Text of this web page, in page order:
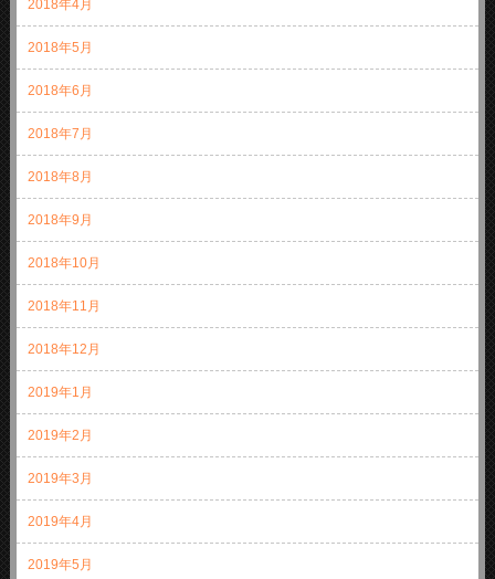
2018年4月
2018年5月
2018年6月
2018年7月
2018年8月
2018年9月
2018年10月
2018年11月
2018年12月
2019年1月
2019年2月
2019年3月
2019年4月
2019年5月